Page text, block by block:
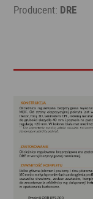
Producent: DRE